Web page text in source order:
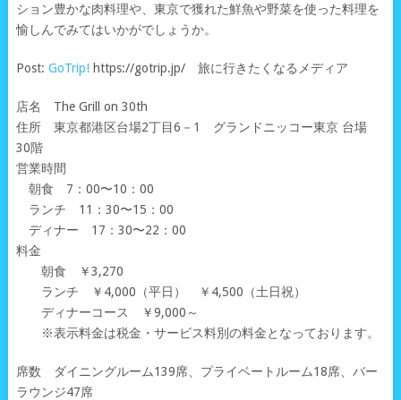
ション豊かな肉料理や、東京で獲れた鮮魚や野菜を使った料理を
愉しんでみてはいかがでしょうか。
Post: GoTrip!https://gotrip.jp/ 旅に行きたくなるメディア
店名 The Grill on 30th
住所 東京都港区台場2丁目6－1 グランドニッコー東京 台場
30階
営業時間
朝食 7：00〜10：00
ランチ 11：30〜15：00
ディナー 17：30〜22：00
料金
朝食 ￥3,270
ランチ ￥4,000（平日） ￥4,500（土日祝）
ディナーコース ￥9,000～
※表示料金は税金・サービス料別の料金となっております。
席数 ダイニングルーム139席、プライベートルーム18席、バー
ラウンジ47席